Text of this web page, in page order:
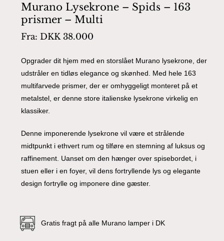
Murano Lysekrone – Spids – 163
prismer – Multi
Fra: DKK38.000
Opgrader dit hjem med en storslået Murano lysekrone, der
udstråler en tidløs elegance og skønhed. Med hele 163
multifarvede prismer, der er omhyggeligt monteret på et
metalstel, er denne store italienske lysekrone virkelig en
klassiker.
Denne imponerende lysekrone vil være et strålende
midtpunkt i ethvert rum og tilføre en stemning af luksus og
raffinement. Uanset om den hænger over spisebordet, i
stuen eller i en foyer, vil dens fortryllende lys og elegante
design fortrylle og imponere dine gæster.
Gratis fragt på alle Murano lamper i DK